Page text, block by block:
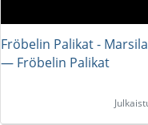
Fröbelin Palikat -
― Fröbelin Palikat